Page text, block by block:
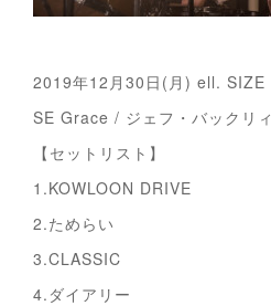
2019年12月30日(月) ell. SIZE
SE Grace / ジェフ・バックリィ
【セットリスト】
1.KOWLOON DRIVE
2.ためらい
3.CLASSIC
4.ダイアリー